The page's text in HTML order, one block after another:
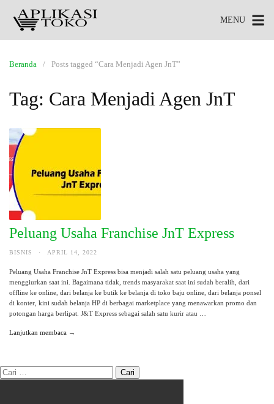
MENU
Beranda Posts tagged “Cara Menjadi Agen JnT”
Tag: Cara Menjadi Agen JnT
Peluang Usaha Franchise JnT Express
BISNIS · APRIL 14, 2022
Peluang Usaha Franchise JnT Express bisa menjadi salah satu peluang usaha yang
menggiurkan saat ini. Bagaimana tidak, trends masyarakat saat ini sudah beralih, dari
offline ke online, dari belanja ke butik ke belanja di toko baju online, dari belanja ponsel
di konter, kini sudah belanja HP di berbagai marketplace yang menawarkan promo dan
potongan harga berlipat. J&T Express sebagai salah satu kurir atau …
Lanjutkan membaca →